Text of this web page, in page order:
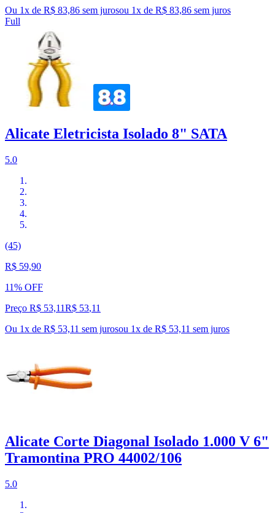
Ou 1x de R$ 83,86 sem jurosou 1x de R$ 83,86 sem juros
Full
Alicate Eletricista Isolado 8" SATA
5.0
(45)
R$ 59,90
11% OFF
Preço R$ 53,11R$ 53,11
Ou 1x de R$ 53,11 sem jurosou 1x de R$ 53,11 sem juros
Alicate Corte Diagonal Isolado 1.000 V 6"
Tramontina PRO 44002/106
5.0